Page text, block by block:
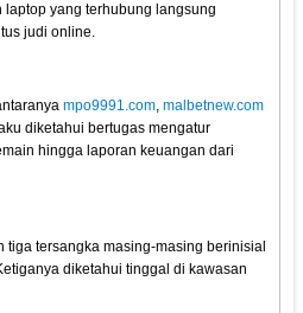
yang terhubung langsung
judi online.
mpo9991.com,malbetnew.com
diketahui bertugas mengatur
hingga laporan keuangan dari
tiga tersangka masing-masing berinisial
diketahui tinggal di kawasan